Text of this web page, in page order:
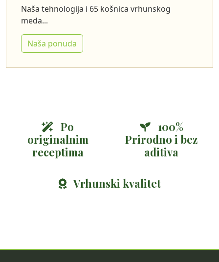
Naša tehnologija i 65 košnica vrhunskog
meda...
Naša ponuda
Po
originalnim
receptima
100%
Prirodno i bez
aditiva
Vrhunski kvalitet